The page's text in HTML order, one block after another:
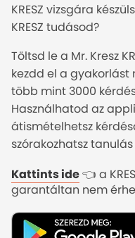
KRESZ vizsgára
KRESZ tudásod?
Töltsd le a Mr. Kresz
kezdd el a
több mint 3000
Használhatod az
átismételhetsz
szórakozhatsz tanulás
Kattints ide👈 a
garantáltan nem